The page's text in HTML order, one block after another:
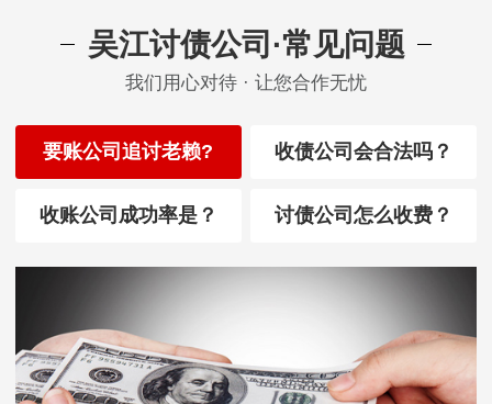
吴江讨债公司·常见问题
我们用心对待 · 让您合作无忧
要账公司追讨老赖? 收债公司会合法吗？
收账公司成功率是？ 讨债公司怎么收费？